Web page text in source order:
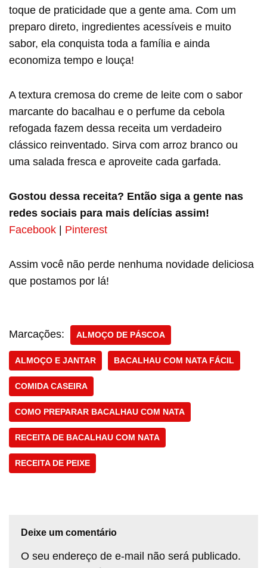
toque de praticidade que a gente ama. Com um
preparo direto, ingredientes acessíveis e muito
sabor, ela conquista toda a família e ainda
economiza tempo e louça!
A textura cremosa do creme de leite com o sabor
marcante do bacalhau e o perfume da cebola
refogada fazem dessa receita um verdadeiro
clássico reinventado. Sirva com arroz branco ou
uma salada fresca e aproveite cada garfada.
Gostou dessa receita? Então siga a gente nas
redes sociais para mais delícias assim!
Facebook | Pinterest
Assim você não perde nenhuma novidade deliciosa
que postamos por lá!
Marcações: ALMOÇO DE PÁSCOA
ALMOÇO E JANTAR BACALHAU COM NATA FÁCIL
COMIDA CASEIRA
COMO PREPARAR BACALHAU COM NATA
RECEITA DE BACALHAU COM NATA
RECEITA DE PEIXE
Deixe um comentário
O seu endereço de e-mail não será publicado.